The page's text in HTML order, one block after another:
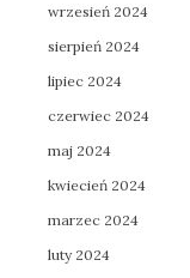
wrzesień 2024
sierpień 2024
lipiec 2024
czerwiec 2024
maj 2024
kwiecień 2024
marzec 2024
luty 2024